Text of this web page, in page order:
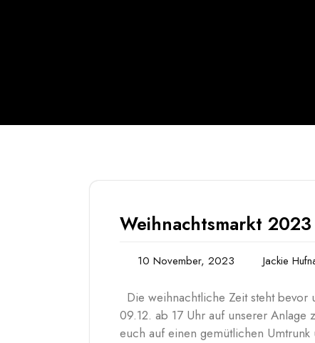
Weihnachtsmarkt 2023
10 November, 2023 Jackie
Die weihnachtliche Zeit steht
09.12. ab 17 Uhr auf unserer Anlage
euch auf einen gemütlichen